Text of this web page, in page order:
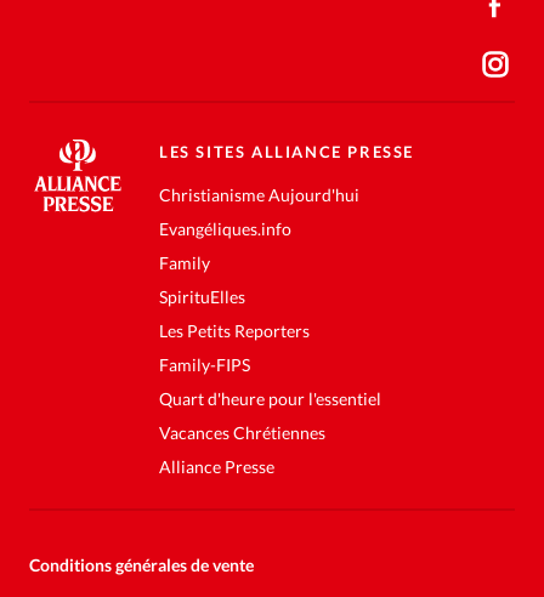
LES SITES ALLIANCE PRESSE
Christianisme Aujourd'hui
Evangéliques.info
Family
SpirituElles
Les Petits Reporters
Family-FIPS
Quart d'heure pour l'essentiel
Vacances Chrétiennes
Alliance Presse
Conditions générales de vente